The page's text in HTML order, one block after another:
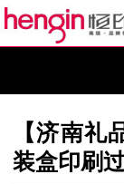
【济南礼
装盒印刷